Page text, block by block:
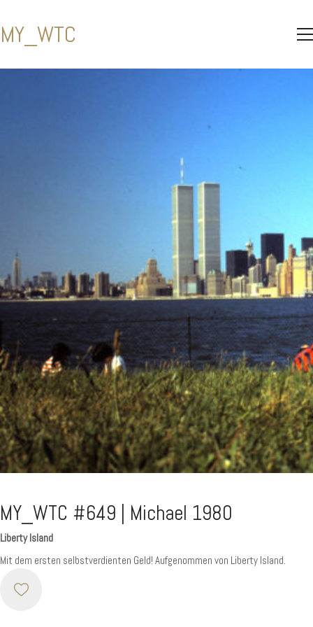
MY_WTC
MY_WTC #649 | Michael 1980
Liberty Island
Mit dem ersten selbstverdienten Geld! Aufgenommen von Liberty Island.